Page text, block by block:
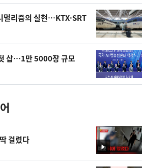
멀리즘의 실현…KTX·SRT
삽…1만 5000장 규모
영
상
걸렸다